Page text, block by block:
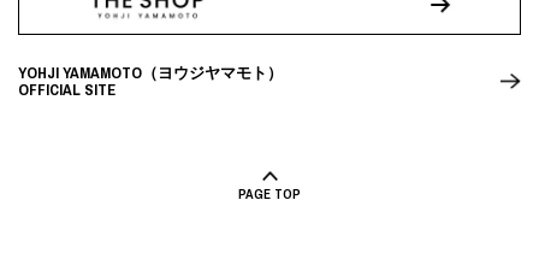
YOHJI YAMAMOTO（ヨウジヤマモト）
OFFICIAL SITE
PAGE TOP